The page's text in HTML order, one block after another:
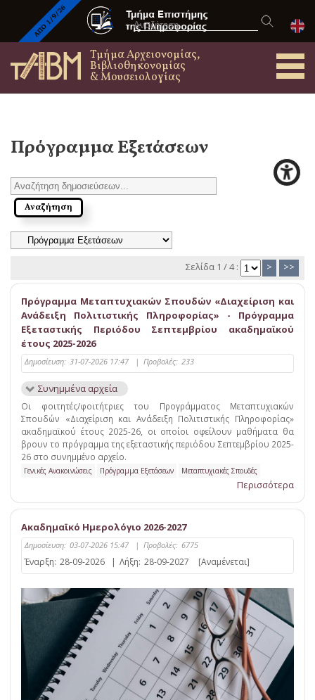
Τμήμα Αρχειονομίας,
Βιβλιοθηκονομίας
& Μουσειολογίας
Πρόγραμμα Εξετάσεων
Σελίδα 1 / 4 : > >>
Πρόγραμμα Μεταπτυχιακών Σπουδών «Διαχείριση και
Ανάδειξη Πολιτιστικής Πληροφορίας» - Πρόγραμμα
Εξεταστικής Περιόδου Σεπτεμβρίου ακαδημαϊκού
έτους 2025-2026
Δημοσίευση: 31-07-2026 17:47 | Προβολές: 233
Συνημμένα αρχεία
Οι φοιτητές/φοιτήτριες του Προγράμματος Μεταπτυχιακών
Σπουδών «Διαχείριση και Ανάδειξη Πολιτιστικής Πληροφορίας»
ακαδημαϊκού έτους 2025-26, οι οποίοι οφείλουν μαθήματα θα
βρουν το πρόγραμμα της εξεταστικής περιόδου Σεπτεμβρίου 2025-
26 στο συνημμένο αρχείο.
Γενικές Ανακοινώσεις Πρόγραμμα Εξετάσεων Μεταπτυχιακές Σπουδές
Περισσότερα
Ακαδημαϊκό Ημερολόγιο 2026-2027
Δημοσίευση: 03-07-2026 15:47 | Προβολές: 6775
Έναρξη: 28-09-2026 | Λήξη: 28-09-2027 [Αναμένεται]